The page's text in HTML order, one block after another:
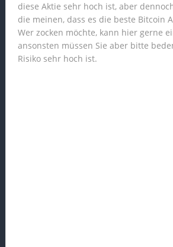
diese Aktie sehr hoch ist, aber
die meinen, dass es die beste Bitcoin
Wer zocken möchte, kann hier gerne
ansonsten müssen Sie aber bitte
Risiko sehr hoch ist.